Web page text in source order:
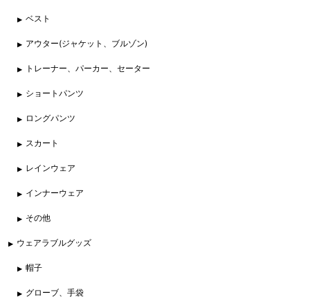
ベスト
アウター(ジャケット、ブルゾン)
トレーナー、パーカー、セーター
ショートパンツ
ロングパンツ
スカート
レインウェア
インナーウェア
その他
ウェアラブルグッズ
帽子
グローブ、手袋